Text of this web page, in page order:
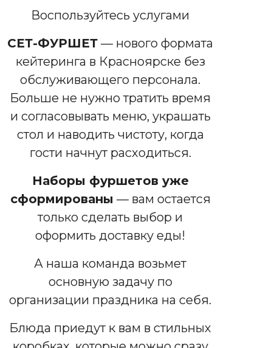
Воспользуйтесь услугами
СЕТ-ФУРШЕТ — нового формата
кейтеринга в Красноярске без
обслуживающего персонала.
Больше не нужно тратить время
и согласовывать меню, украшать
стол и наводить чистоту, когда
гости начнут расходиться.
Наборы фуршетов уже
сформированы — вам остается
только сделать выбор и
оформить доставку еды!
А наша команда возьмет
основную задачу по
организации праздника на себя.
Блюда приедут к вам в стильных